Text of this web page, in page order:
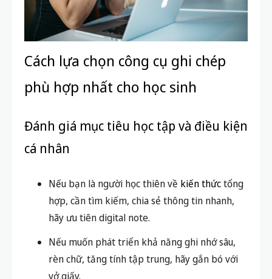
học đường để chọn phương án phù hợp nhất với
tính cách của từng bạn.
Cách lựa chọn công cụ ghi chép
phù hợp nhất cho học sinh
Đánh giá mục tiêu học tập và điều kiện